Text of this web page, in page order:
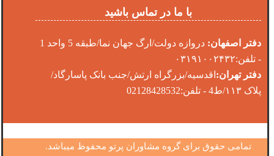
با ما در تماس باشید
دفتر اصفهان:
دروازه دولت/ارگ جهان نما/طبقه 5 واحد 1
- تلفن:۰۳۱۹۱۰۰۲۴۳۲
دفتر تهران: اقدسیه/بزرگراه ارتش/جنب بانک پاسارگاد/
پلاک ۱۱۳/ط4 - تلفن:02128428532
تمامی حقوق برای گروه مشاوران پرتو محفوظ میباشد.